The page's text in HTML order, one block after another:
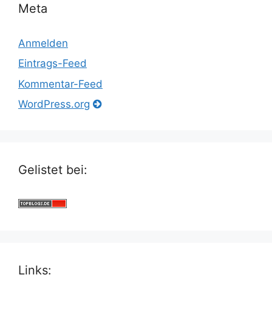
Meta
Anmelden
Eintrags-Feed
Kommentar-Feed
WordPress.org
Gelistet bei:
Links: